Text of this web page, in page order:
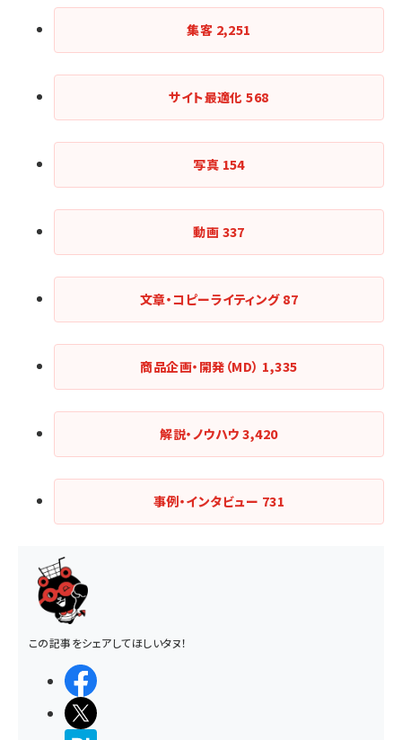
集客 2,251
サイト最適化568
写真 154
動画 337
文章・コピーライティング 87
商品企画・開発（MD） 1,335
解説・ノウハウ3,420
事例・インタビュー 731
この記事をシェアしてほしいタヌ！